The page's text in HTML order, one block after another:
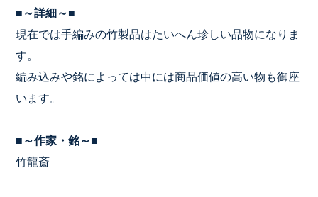
■～詳細～■
現在では手編みの竹製品はたいへん珍しい品物になりま
す。
編み込みや銘によっては中には商品価値の高い物も御座
います。
■～作家・銘～■
竹龍斎